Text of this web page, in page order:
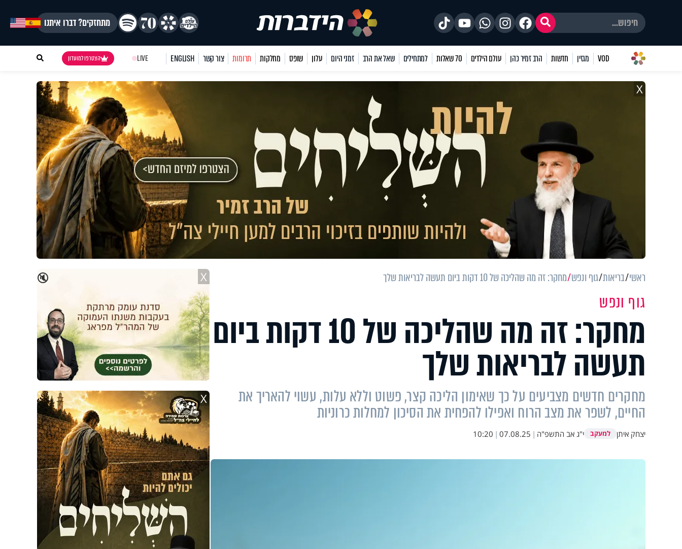
מתחזקים? דברו איתנו
VOD מגזין חדשות הרב זמיר כהן עולם הילדים 70 שאלות למתחילים שאל את הרב זמני היום עלון שופס מחלקות תרומות צור קשר ENGLISH
LIVE הצטרפו למועדון
X
ראשי בריאות גוף ונפש מחקר: זה מה שהליכה של 10 דקות ביום תעשה לבריאות שלך
גוף ונפש
מחקר: זה מה שהליכה של 10 דקות ביום
תעשה לבריאות שלך
מחקרים חדשים מצביעים על כך שאימון הליכה קצר, פשוט וללא עלות, עשוי להאריך את
החיים, לשפר את מצב הרוח ואפילו להפחית את הסיכון למחלות כרוניות
יצחק איתן למעקב י"ג אב התשפ"ה |
07.08.25
|
10:20
🔇 X
X